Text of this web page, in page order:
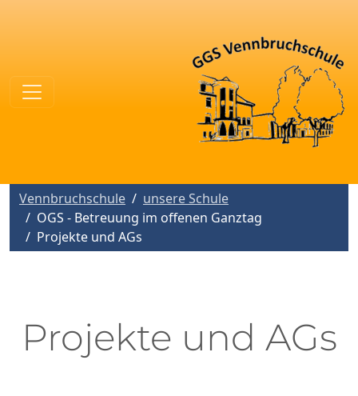
Vennbruchschule
unsere Schule
OGS - Betreuung im offenen Ganztag
Projekte und AGs
Projekte und AGs